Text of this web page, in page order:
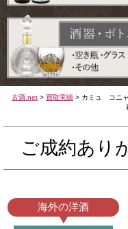
古酒.net > 買取実績 > カミュ コニ
ご成約あり
海外の洋酒